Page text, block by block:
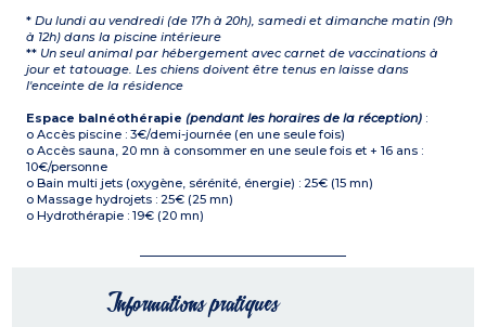
*Du lundi au vendredi (de 17h à 20h), samedi et dimanche matin (9h
à 12h) dans la piscine intérieure
** Un seul animal par hébergement avec carnet de vaccinations à
jour et tatouage. Les chiens doivent être tenus en laisse dans
l'enceinte de la résidence
Espace balnéothérapie(pendant les horaires de la réception) :
o Accès piscine : 3€/demi-journée (en une seule fois)
o Accès sauna, 20 mn à consommer en une seule fois et + 16 ans :
10€/personne
o Bain multi jets (oxygène, sérénité, énergie) : 25€ (15 mn)
o Massage hydrojets : 25€ (25 mn)
o Hydrothérapie : 19€ (20 mn)
Informations pratiques